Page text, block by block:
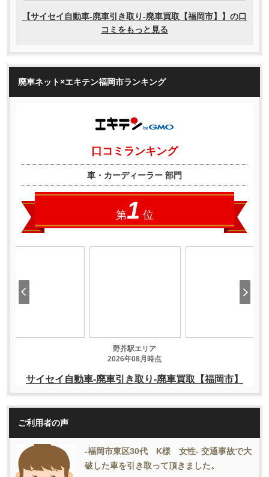
廃車ネット×エキテン福岡市ランキング
ご利用者の声
-福岡市東区30代 K様 女性- 交通事故で大
破した車を引き取って頂きました。